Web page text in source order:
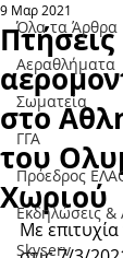
Όλα τα Άρθρα
Αεραθλήματα
Σωματεία
ΓΓΑ
Πρόεδρος
Εκδηλώσεις &
Skyserv
Πτήσεις
στο
του
Χωριού
9 Μαρ 2021
Με